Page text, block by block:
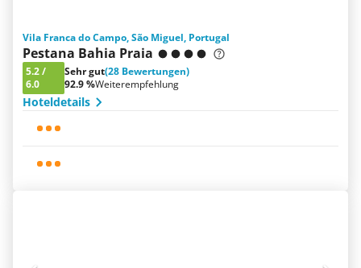
Vila Franca do Campo, São Miguel, Portugal
Pestana Bahia Praia
5.2/
6.0
Sehr gut(28 Bewertungen)
92.9 %Weiterempfehlung
Hoteldetails